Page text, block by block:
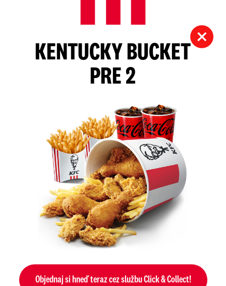
KENTUCKY BUCKET
PRE 2
Objednaj si hneď teraz cez službu Click & Collect!